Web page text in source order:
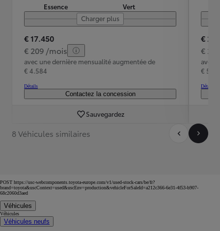
Essence
Vert
Charger plus
€ 17.450
€ 209 /mois
avec une dernière mensualité augmentée de
€ 4.584
Détails
Contactez la concession
Sauvegardez
€
€
avec
€
Détails
8 Véhicules similaires
POST https://usc-webcomponents.toyota-europe.com/v1/used-stock-cars/be/fr?
brand=toyota&uscContext=used&uscEnv=production&vehicleForSaleId=a212c366-6e31-4f53-b907-
68c2060d3aed
Véhicules
Véhicules
Véhicules neufs